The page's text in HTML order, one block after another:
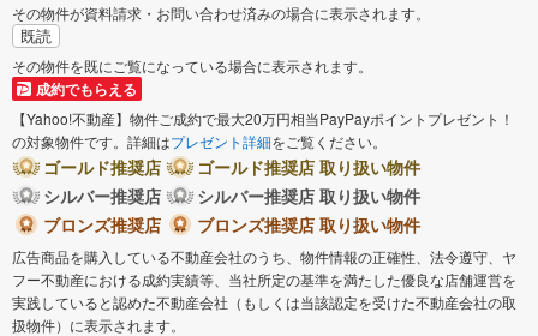
幸手市
日高市 吉川市
ふじみ野市 比企郡滑川町
北葛飾郡杉戸町
その物件が資料請求・お問い合わせ済みの場合に表示されます。
既読
その物件を既にご覧になっている場合に表示されます。
成約でもらえる
【Yahoo!不動産】物件ご成約で最大20万円相当PayPayポイントプレゼント！
の対象物件です。詳細はプレゼント詳細をご覧ください。
ゴールド推奨店
ゴールド推奨店 取り扱い物件
シルバー推奨店
シルバー推奨店 取り扱い物件
ブロンズ推奨店
ブロンズ推奨店 取り扱い物件
広告商品を購入している不動産会社のうち、物件情報の正確性、法令遵守、ヤ
フー不動産における成約実績等、当社所定の基準を満たした優良な店舗運営を
実践していると認めた不動産会社（もしくは当該認定を受けた不動産会社の取
扱物件）に表示されます。